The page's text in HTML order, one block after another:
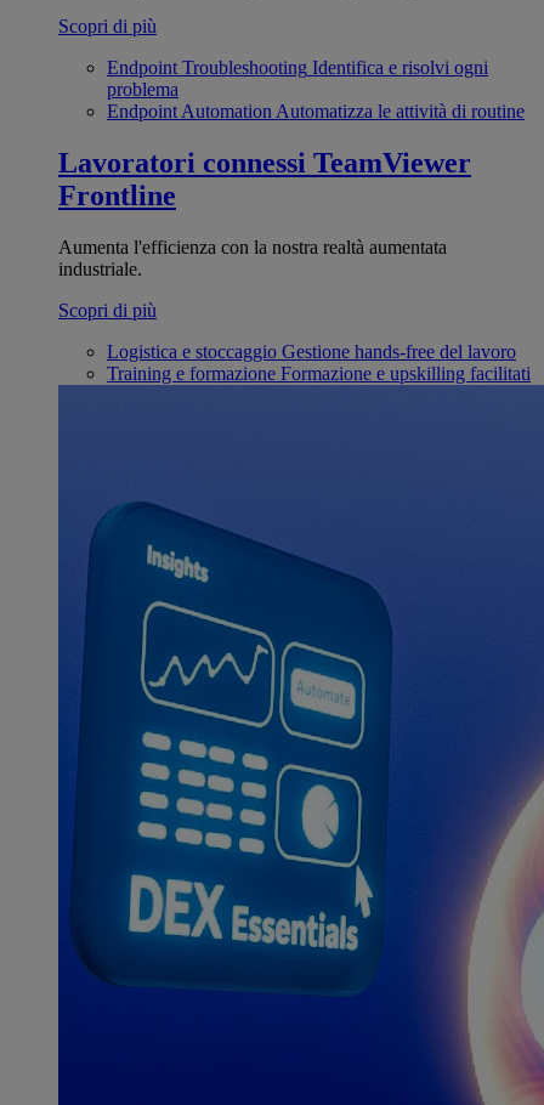
Scopri di più
Endpoint Troubleshooting Identifica e risolvi ogni
problema
Endpoint Automation Automatizza le attività di routine
Lavoratori connessi TeamViewer
Frontline
Aumenta l'efficienza con la nostra realtà aumentata
industriale.
Scopri di più
Logistica e stoccaggio Gestione hands-free del lavoro
Training e formazione Formazione e upskilling facilitati